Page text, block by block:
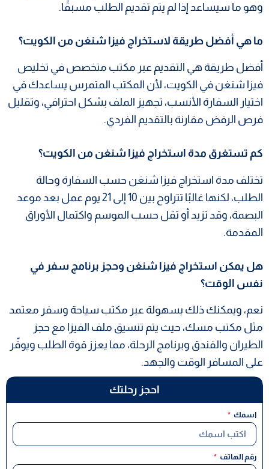
احجز رحلتك
اسمك
رقم الهاتف
وهو ما سيساعد إذا لم يتم تقديم الطلب مسبقًا.
ما هي أفضل طريقة لاستخراج فيزا شنغن من الكويت؟
أفضل طريقة هي التقديم عبر مكتب متخصص في تخليص
فيزا شنغن في الكويت، لأن المكتب المتمرس يساعدك في
اختيار السفارة الأنسب، تجهيز الملف بشكل احترافي، وتقليل
فرص الرفض مقارنة بالتقديم الفردي.
كم تستغرق مدة استخراج فيزا شنغن من الكويت؟
تختلف مدة استخراج فيزا شنغن حسب السفارة وحالة
الطلب، لكنها غالبًا تتراوح بين 10 إلى 21 يوم عمل بعد موعد
البصمة، وقد تزيد أو تقل حسب الموسم واكتمال الأوراق
المقدمة.
هل يمكن استخراج فيزا شنغن وحجز برنامج سفر في
نفس الوقت؟
نعم، ويمكنك ذلك بسهولة عبر مكتب سياحة وسفر معتمد
مثل مكتب مسك، حيث يتم تنسيق ملف الفيزا مع حجز
الطيران والفندق وبرنامج الرحلة، مما يعزز قوة الطلب ويوفّر
على المسافر الوقت والجهد.